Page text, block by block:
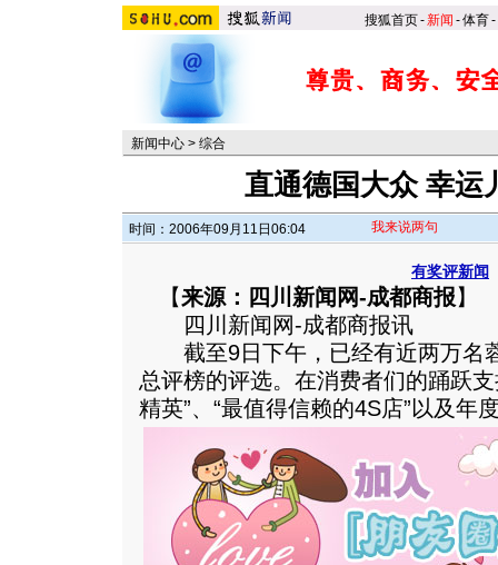
搜狐首页-新闻 -体育-
新闻中心 > 综合
直通德国大众 幸运
时间：2006年09月11日06:04 我来说两句
有奖评新闻
【来源：四川新闻网-成都商报】
四川新闻网-成都商报讯
截至9日下午，已经有近两万名
总评榜的评选。在消费者们的踊跃
精英”、“最值得信赖的4S店”以及年